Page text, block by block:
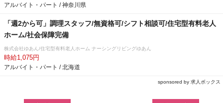
アルバイト・パート / 神奈川県
「週2から可」調理スタッフ/無資格可/シフト相談可/住宅型有料老人
ホーム/社会保障完備
株式会社ゆあん/住宅型有料老人ホーム ナーシングリビングゆあん
時給1,075円
アルバイト・パート / 北海道
sponsored by 求人ボックス